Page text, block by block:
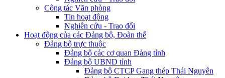
Công tác Văn phòng
Tin hoạt động
Nghiên cứu - Trao đổi
Hoạt động của các Đảng bộ, Đoàn thể
Đảng bộ trực thuộc
Đảng bộ các cơ quan Đảng tỉnh
Đảng bộ UBND tỉnh
Đảng bộ CTCP Gang thép Thái Nguyên